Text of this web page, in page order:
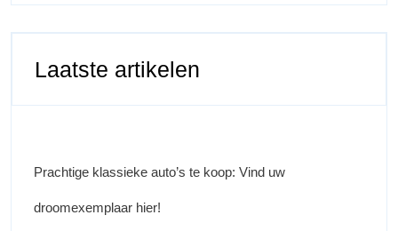
Laatste artikelen
Prachtige klassieke auto’s te koop: Vind uw
droomexemplaar hier!